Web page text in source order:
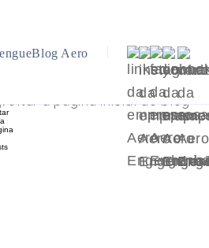
Blog Aero
Voltar a página inicial do blog